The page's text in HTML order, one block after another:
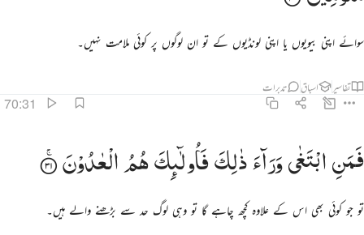
سوائے اپنی بیویوں یا اپنی لونڈیوں کے تو ان لوگوں پر کوئی ملامت نہیں۔
تفاسیر اسباق تدبرات
70:31
فمن ابتغى وراء ذالك فاولايك هم العادون ٣١
فَمَنِ ٱبْتَغَىٰ وَرَآءَ ذَٰلِكَ فَأُو۟لَـٰٓئِكَ هُمُ ٱلْعَادُونَ ٣١
فَمَنِابْتَغٰیوَرَآءَذٰلِكَفَاُولٰٓىِٕكَهُمُالْعٰدُوْنَ
تو جو کوئی بھی اس کے علاوہ کچھ چاہے گا تو وہی لوگ حد سے بڑھنے والے ہیں۔